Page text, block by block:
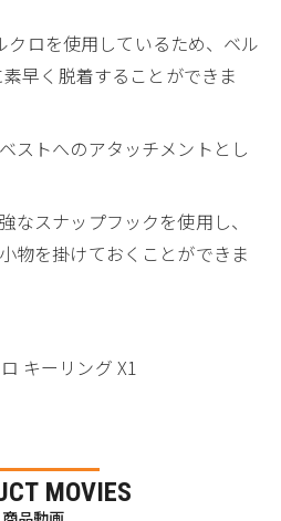
ロを使用しているため、ベル
早く脱着することができま
ストへのアタッチメントとし
なスナップフックを使用し、
物を掛けておくことができま
キーリング X1
MOVIES